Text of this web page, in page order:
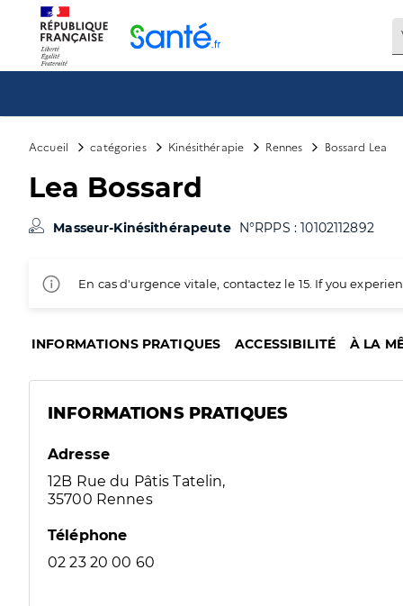
Accueil catégories Kinésithérapie Rennes Bossard Lea
Lea Bossard
Masseur-Kinésithérapeute N°RPPS : 10102112892
En cas d'urgence vitale, contactez le 15. If you
INFORMATIONS PRATIQUES ACCESSIBILITÉ À LA
INFORMATIONS PRATIQUES
Adresse
12B Rue du Pâtis Tatelin,
35700 Rennes
Téléphone
02 23 20 00 60
Panneau de gestion des cookies